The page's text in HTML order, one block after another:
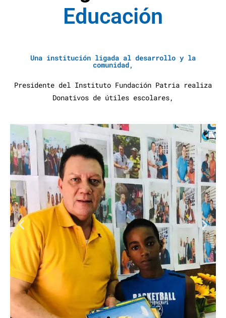
ucaciónAy
Una institución ligada al desarrollo y la
comunidad,
Presidente del Instituto Fundación Patria realiza
Donativos de útiles escolares,